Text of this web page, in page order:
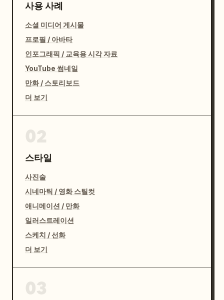
사용 사례
소셜 미디어 게시물
프로필 / 아바타
인포그래픽 / 교육용 시각 자료
YouTube 썸네일
만화 / 스토리보드
더 보기
스타일
사진술
시네마틱 / 영화 스틸컷
애니메이션 / 만화
일러스트레이션
스케치 / 선화
더 보기